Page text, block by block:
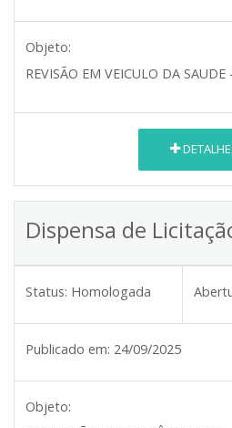
Objeto:
REVISÃO EM VEICULO DA
Dispensa de
Status: Homologada
Publicado em: 24/09/2025
Objeto: